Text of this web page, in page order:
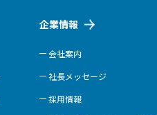
企業情報
会社案内
社長メッセージ
採用情報